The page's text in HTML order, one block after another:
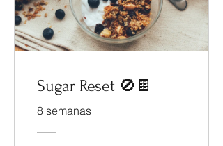
Sugar Reset 🚫🍫
8 semanas